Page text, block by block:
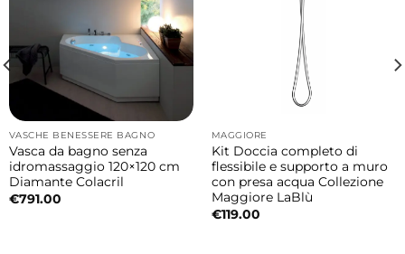
Installazione da appoggio o sospesa
Il lavabo può essere installato sia in versione
da appoggio sia sospesa, offrendo ampia
libertà compositiva. L’installazione sospesa
dona leggerezza visiva e facilita la pulizia del
bagno, mentre la configurazione da
appoggio valorizza il lavabo come elemento
VASCHE BENESSERE BAGNO
Vasca da bagno senza
idromassaggio 120×120 cm
Diamante Colacril
€791.00
MAGGIORE
Kit Doccia completo di
flessibile e supporto a muro
con presa acqua Collezione
Maggiore LaBlù
€119.00